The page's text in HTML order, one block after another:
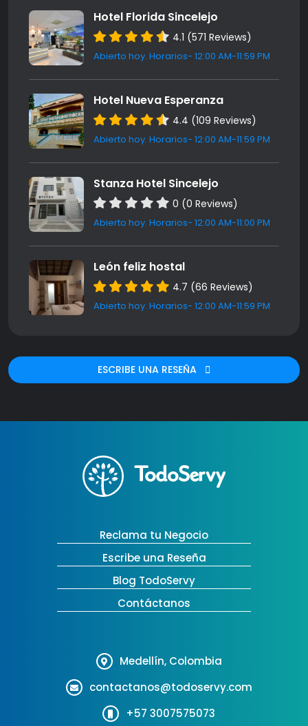
Hotel Florida Sincelejo
4.1 (571 Reviews)
Abierto hoy. Horarios- 12:00 AM-11:59 PM
Hotel Nueva Esperanza
4.4 (109 Reviews)
Abierto hoy. Horarios- 12:00 AM-11:59 PM
Stanza Hotel Sincelejo
0 (0 Reviews)
Abierto hoy. Horarios- 12:00 AM-11:00 PM
León feliz hostal
4.7 (66 Reviews)
Abierto hoy. Horarios- 12:00 AM-11:59 PM
ESCRIBE UNA RESEÑA
Reclama tu Negocio
Escribe una Reseña
Blog TodoServy
Contáctanos
Medellín, Colombia
contactanos@todoservy.com
+57 3007575073